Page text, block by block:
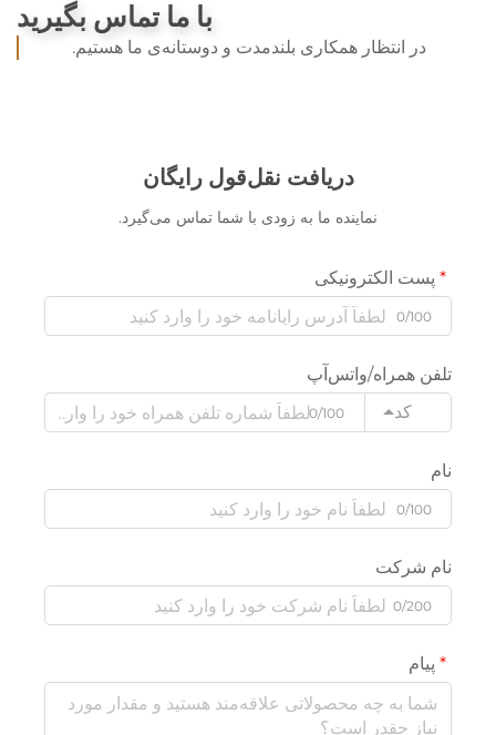
با ما تماس بگیرید
در انتظار همکاری بلندمدت و دوستانه‌ی ما هستیم.
دریافت نقل‌قول رایگان
نماینده ما به زودی با شما تماس می‌گیرد.
پست الکترونیکی
0/100
تلفن همراه/واتس‌آپ
کد
0/100
نام
0/100
نام شرکت
0/200
پیام